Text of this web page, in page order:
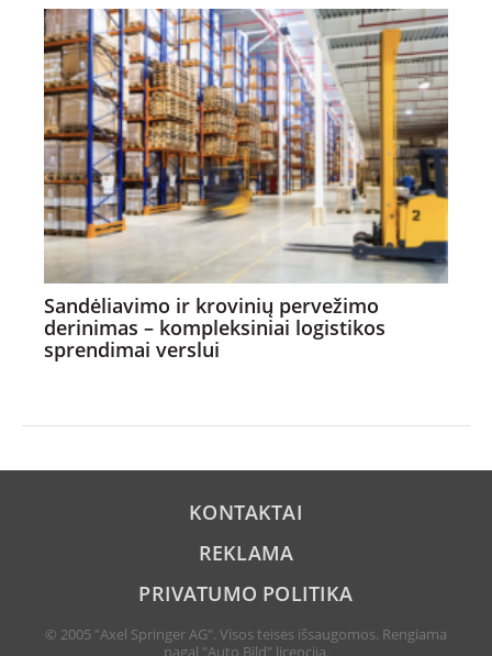
Sandėliavimo ir krovinių pervežimo
derinimas – kompleksiniai logistikos
sprendimai verslui
KONTAKTAI
REKLAMA
PRIVATUMO POLITIKA
© 2005 "Axel Springer AG". Visos teisės išsaugomos. Rengiama
pagal "Auto Bild" licenciją.